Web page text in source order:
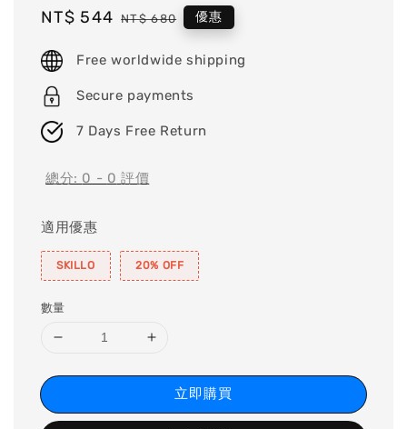
Sale
NT$ 544 Regular
NT$ 680 優惠
Free worldwide shipping
Secure payments
7 Days Free Return
總分: 0 - 0 評價
適用優惠
SKILLO 20% OFF
數量
立即購買